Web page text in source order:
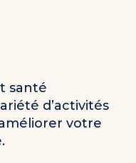
santé
d’activités
votre